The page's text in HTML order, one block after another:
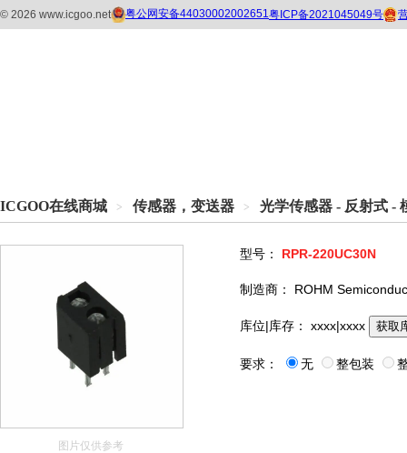
ICGOO在线商城 > 传感器，变送器 > 光学传感器 - 反射式 -
图片仅供参考
型号： RPR-220UC30N
制造商： ROHM
库位|库存： xxxx|xxxx 获取
要求： 无 整包装